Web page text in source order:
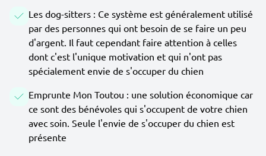
Les dog-sitters : Ce système est généralement utilisé
par des personnes qui ont besoin de se faire un peu
d'argent. Il faut cependant faire attention à celles
dont c'est l'unique motivation et qui n'ont pas
spécialement envie de s'occuper du chien
Emprunte Mon Toutou : une solution économique car
ce sont des bénévoles qui s'occupent de votre chien
avec soin. Seule l'envie de s'occuper du chien est
présente